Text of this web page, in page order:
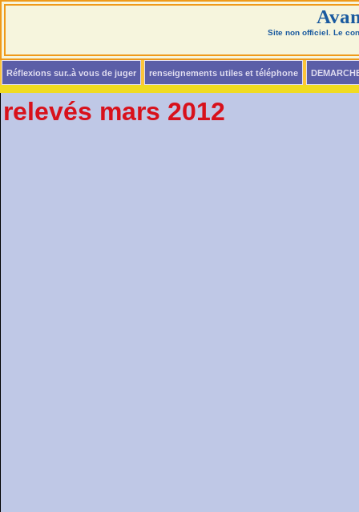
Site non officiel. Le
Réflexions sur..à vous de juger renseignements utiles et téléphone
relevés mars 2012